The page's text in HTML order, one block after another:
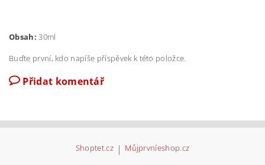
Obsah: 30ml
Buďte první, kdo napíše příspěvek k této položce.
Přidat komentář
Shoptet.cz | Můjprvníeshop.cz